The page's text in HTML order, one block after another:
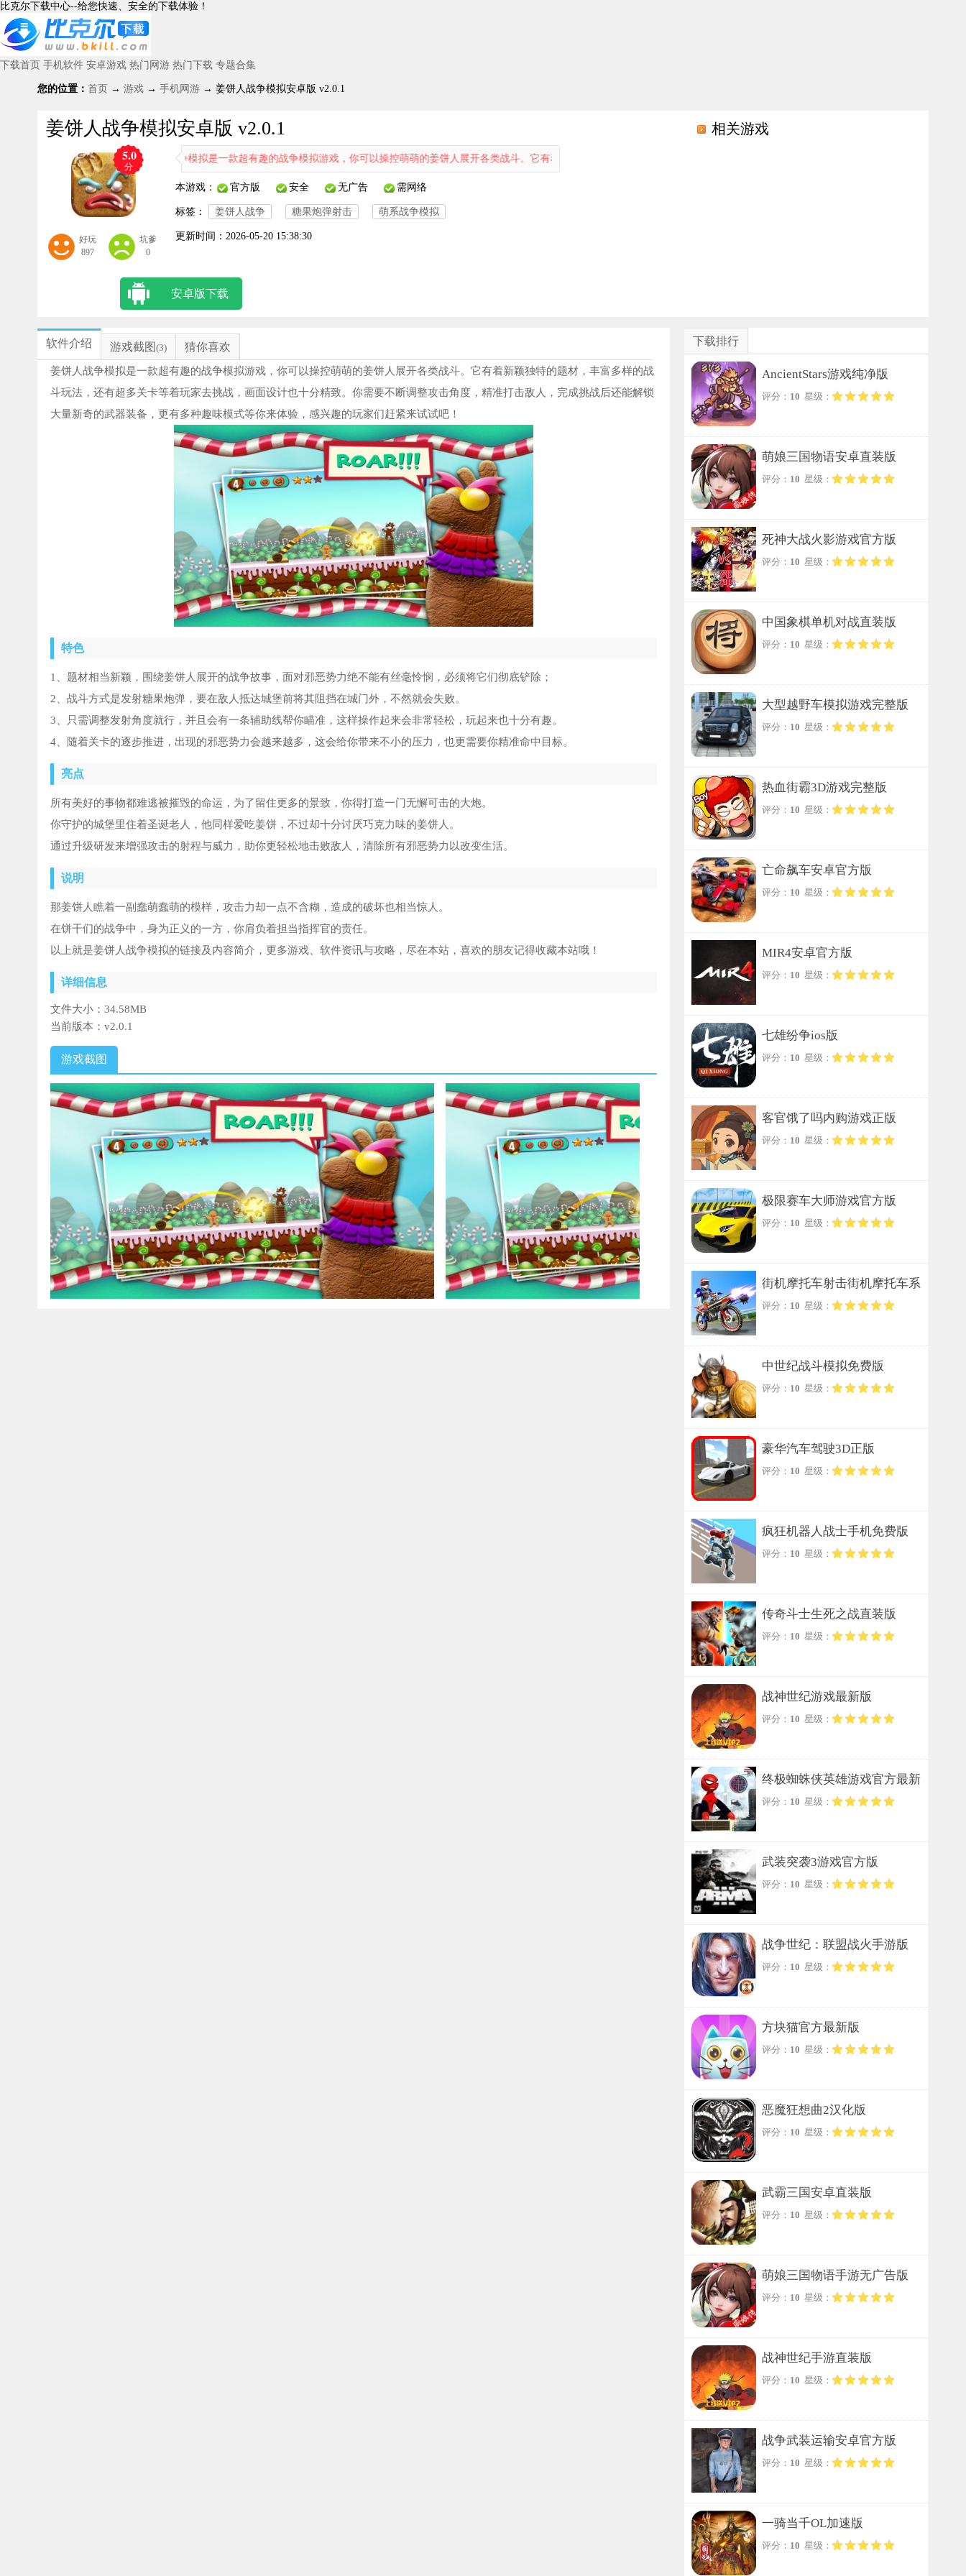
比克尔下载中心--给您快速、安全的下载体验！
下载首页 手机软件 安卓游戏 热门网游 热门下载 专题合集
您的位置： 首页 → 游戏 → 手机网游 → 姜饼人战争模拟安卓版 v2.0.1
姜饼人战争模拟安卓版 v2.0.1
5.0
分
好玩
897
坑爹
0
姜饼人战争模拟是一款超有趣的战争模拟游戏，你可以操控萌萌的姜饼人展开各类战斗。它有着新颖独特的题材，丰富多样的战斗玩法，还有超多关卡等着玩家去挑战，画面设计也十分精致。你需
本游戏： 官方版 安全 无广告 需网络
标签： 姜饼人战争 糖果炮弹射击 萌系战争模拟
更新时间： 2026-05-20 15:38:30
安卓版下载
相关游戏
软件介绍 游戏截图 (3) 猜你喜欢
姜饼人战争模拟是一款超有趣的战争模拟游戏，你可以操控萌萌的姜饼人展开各类战斗。它有着新颖独特的题材，丰富多样的战
斗玩法，还有超多关卡等着玩家去挑战，画面设计也十分精致。你需要不断调整攻击角度，精准打击敌人，完成挑战后还能解锁
大量新奇的武器装备，更有多种趣味模式等你来体验，感兴趣的玩家们赶紧来试试吧！
特色
1、题材相当新颖，围绕姜饼人展开的战争故事，面对邪恶势力绝不能有丝毫怜悯，必须将它们彻底铲除；
2、战斗方式是发射糖果炮弹，要在敌人抵达城堡前将其阻挡在城门外，不然就会失败。
3、只需调整发射角度就行，并且会有一条辅助线帮你瞄准，这样操作起来会非常轻松，玩起来也十分有趣。
4、随着关卡的逐步推进，出现的邪恶势力会越来越多，这会给你带来不小的压力，也更需要你精准命中目标。
亮点
所有美好的事物都难逃被摧毁的命运，为了留住更多的景致，你得打造一门无懈可击的大炮。
你守护的城堡里住着圣诞老人，他同样爱吃姜饼，不过却十分讨厌巧克力味的姜饼人。
通过升级研发来增强攻击的射程与威力，助你更轻松地击败敌人，清除所有邪恶势力以改变生活。
说明
那姜饼人瞧着一副蠢萌蠢萌的模样，攻击力却一点不含糊，造成的破坏也相当惊人。
在饼干们的战争中，身为正义的一方，你肩负着担当指挥官的责任。
以上就是姜饼人战争模拟的链接及内容简介，更多游戏、软件资讯与攻略，尽在本站，喜欢的朋友记得收藏本站哦！
详细信息
文件大小： 34.58MB
当前版本： v2.0.1
游戏截图
下载排行
AncientStars游戏纯净版
评分： 10 星级：
萌娘三国物语安卓直装版
评分： 10 星级：
死神大战火影游戏官方版
评分： 10 星级：
中国象棋单机对战直装版
评分： 10 星级：
大型越野车模拟游戏完整版
评分： 10 星级：
热血街霸3D游戏完整版
评分： 10 星级：
亡命飙车安卓官方版
评分： 10 星级：
MIR4安卓官方版
评分： 10 星级：
七雄纷争ios版
评分： 10 星级：
客官饿了吗内购游戏正版
评分： 10 星级：
极限赛车大师游戏官方版
评分： 10 星级：
街机摩托车射击街机摩托车系
列手游无广告版
评分： 10 星级：
中世纪战斗模拟免费版
评分： 10 星级：
豪华汽车驾驶3D正版
评分： 10 星级：
疯狂机器人战士手机免费版
评分： 10 星级：
传奇斗士生死之战直装版
评分： 10 星级：
战神世纪游戏最新版
评分： 10 星级：
终极蜘蛛侠英雄游戏官方最新
版
评分： 10 星级：
武装突袭3游戏官方版
评分： 10 星级：
战争世纪：联盟战火手游版
评分： 10 星级：
方块猫官方最新版
评分： 10 星级：
恶魔狂想曲2汉化版
评分： 10 星级：
武霸三国安卓直装版
评分： 10 星级：
萌娘三国物语手游无广告版
评分： 10 星级：
战神世纪手游直装版
评分： 10 星级：
战争武装运输安卓官方版
评分： 10 星级：
一骑当千OL加速版
评分： 10 星级：